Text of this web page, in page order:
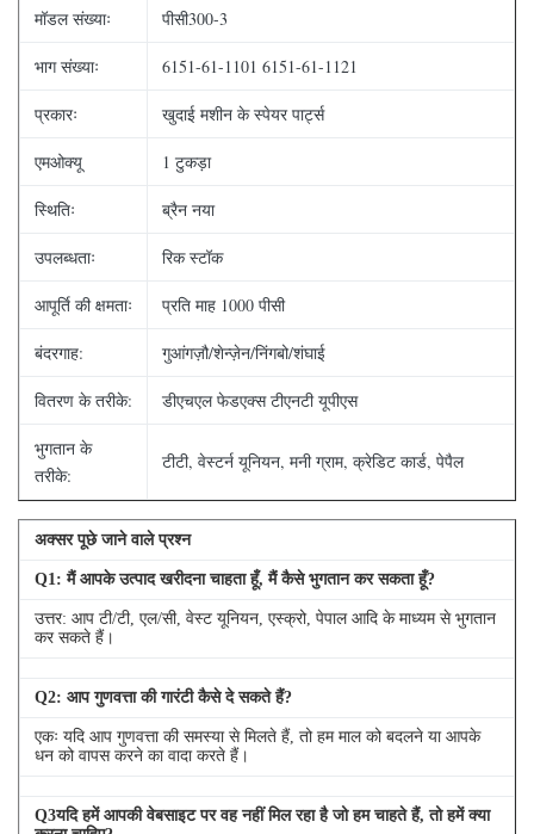
मॉडल संख्याः पीसी300-3
भाग संख्याः 6151-61-1101 6151-61-1121
प्रकारः खुदाई मशीन के स्पेयर पार्ट्स
एमओक्यू 1 टुकड़ा
स्थितिः ब्रैन नया
उपलब्धताः रिक स्टॉक
आपूर्ति की क्षमताः प्रति माह 1000 पीसी
बंदरगाह: गुआंगज़ौ/शेन्ज़ेन/निंगबो/शंघाई
वितरण के तरीके: डीएचएल फेडएक्स टीएनटी यूपीएस
भुगतान के
तरीके:
टीटी, वेस्टर्न यूनियन, मनी ग्राम, क्रेडिट कार्ड, पेपैल
अक्सर पूछे जाने वाले प्रश्न
Q1: मैं आपके उत्पाद खरीदना चाहता हूँ, मैं कैसे भुगतान कर सकता हूँ?
उत्तर: आप टी/टी, एल/सी, वेस्ट यूनियन, एस्क्रो, पेपाल आदि के माध्यम से भुगतान
कर सकते हैं।
Q2: आप गुणवत्ता की गारंटी कैसे दे सकते हैं?
एकः यदि आप गुणवत्ता की समस्या से मिलते हैं, तो हम माल को बदलने या आपके
धन को वापस करने का वादा करते हैं।
Q3यदि हमें आपकी वेबसाइट पर वह नहीं मिल रहा है जो हम चाहते हैं, तो हमें क्या